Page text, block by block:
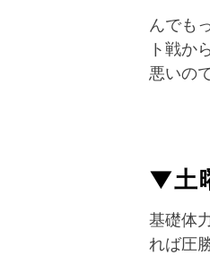
んでも
ト戦か
悪いの
▼土
基礎体
れば圧